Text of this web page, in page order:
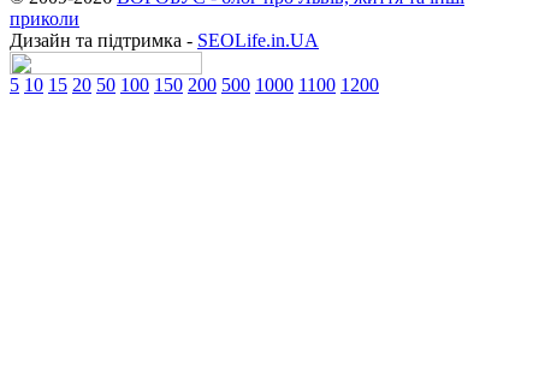
приколи
Дизайн та підтримка - SEOLife.in.UA
5 10 15 20 50 100 150 200 500 1000 1100 1200